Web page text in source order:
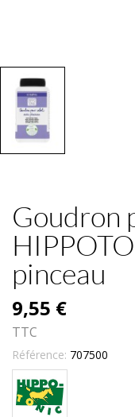
Goudron
pinceau
9,55 €
TTC
Référence: 707500